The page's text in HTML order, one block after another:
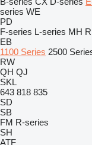
series WE
PD
F-series L-series MH
EB
1100 Series 2500
RW
QH QJ
SKL
643 818 835
SD
SB
FM R-series
SH
ATF